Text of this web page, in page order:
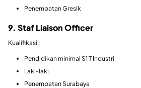
Penempatan Gresik
9. Staf Liaison Officer
Kualifikasi :
Pendidikan minimal S1 T Industri
Laki-laki
Penempatan Surabaya